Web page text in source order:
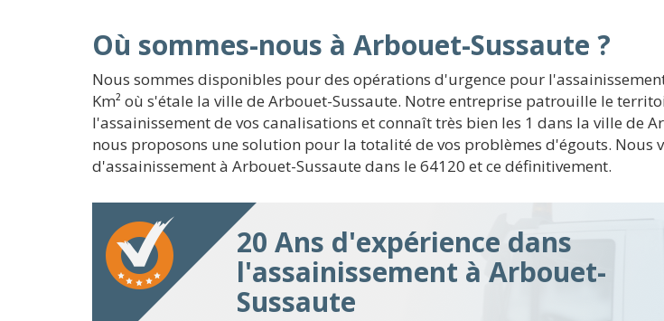
Où sommes-nous à Arbouet-Sussaute ?
Nous sommes disponibles pour des opérations d'urgence pour
Km² où s'étale la ville de Arbouet-Sussaute. Notre entreprise patrouille le
l'assainissement de vos canalisations et connaît très bien les 1 dans la ville de
nous proposons une solution pour la totalité de vos problèmes d'égouts. Nous
d'assainissement à Arbouet-Sussaute dans le 64120 et ce définitivement.
20 Ans d'expérience dans
l'assainissement à Arbouet-
Sussaute